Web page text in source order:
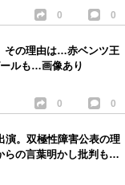
0 0
その理由は…赤ベンツ王
ルも…画像あり
0 0
演。双極性障害公表の理
らの言葉明かし批判も…